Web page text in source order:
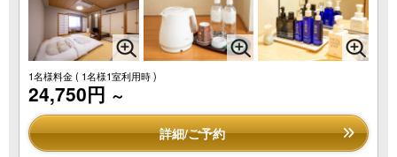
1名様料金( 1名様1室利用時 )
24,750円 ～
詳細/ご予約